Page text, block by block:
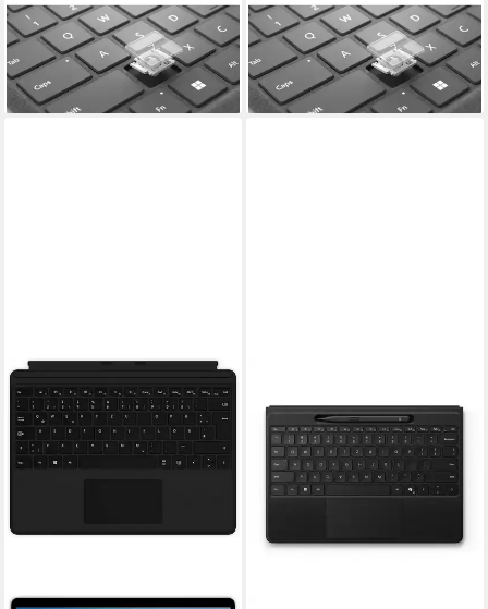
Keyboard mit Tastatur
238,85 €
21,81 €
mtl. in 12 Raten
lieferbar - in 5-6 Werktagen bei dir
Keyboard mit Tastatur
ab 241,85 €
22,09 €
mtl. in 12 Raten
lieferbar - in 5-6 Werktagen bei dir